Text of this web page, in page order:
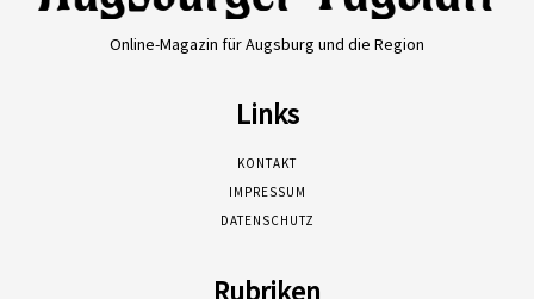
Online-Magazin für Augsburg und die Region
Links
KONTAKT
IMPRESSUM
DATENSCHUTZ
Rubriken